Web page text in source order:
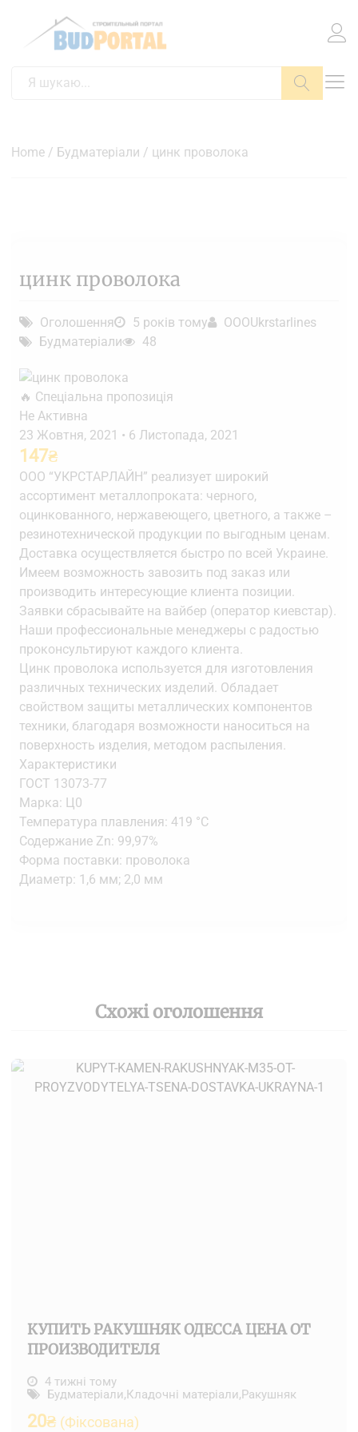
Home / Будматеріали / цинк проволока
цинк проволока
Оголошення 5 років тому
OOOUkrstarlines
Будматеріали
48
🔥 Спеціальна пропозиція
Не Активна
23 Жовтня, 2021 • 6 Листопада, 2021
147₴
ООО “УКРСТАРЛАЙН” реализует широкий
ассортимент металлопроката: черного,
оцинкованного, нержавеющего, цветного, а также –
резинотехнической продукции по выгодным ценам.
Доставка осуществляется быстро по всей Украине.
Имеем возможность завозить под заказ или
производить интересующие клиента позиции.
Заявки сбрасывайте на вайбер (оператор киевстар).
Наши профессиональные менеджеры с радостью
проконсультируют каждого клиента.
Цинк проволока используется для изготовления
различных технических изделий. Обладает
свойством защиты металлических компонентов
техники, благодаря возможности наноситься на
поверхность изделия, методом распыления.
Характеристики
ГОСТ 13073-77
Марка: Ц0
Температура плавления: 419 °C
Содержание Zn: 99,97%
Форма поставки: проволока
Диаметр: 1,6 мм; 2,0 мм
Схожі оголошення
КУПИТЬ РАКУШНЯК ОДЕССА ЦЕНА ОТ
ПРОИЗВОДИТЕЛЯ
4 тижні тому
Будматеріали,Кладочні матеріали,Ракушняк
20₴ (Фіксована)